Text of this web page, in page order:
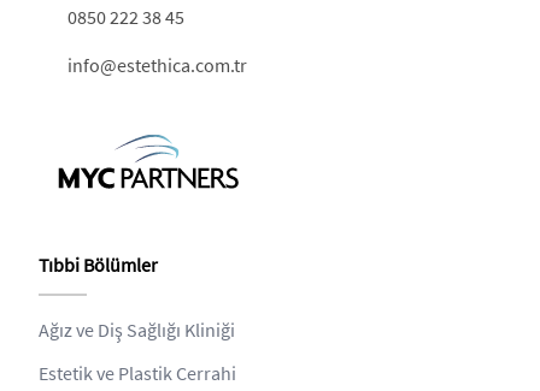
0850 222 38 45
info@estethica.com.tr
Tıbbi Bölümler
Ağız ve Diş Sağlığı Kliniği
Estetik ve Plastik Cerrahi